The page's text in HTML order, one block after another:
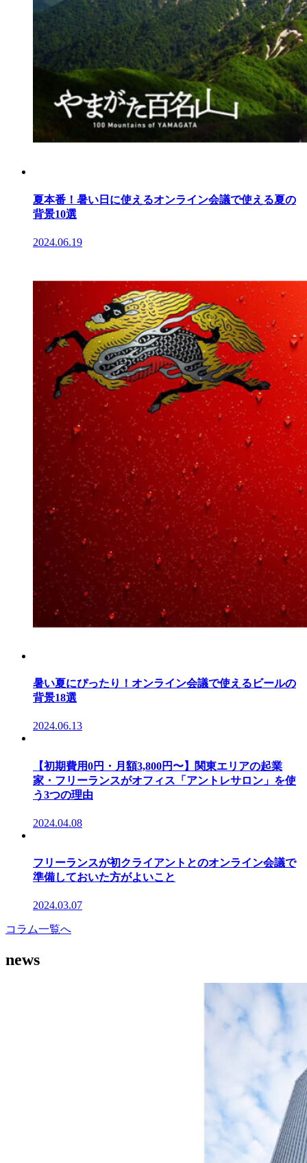
夏本番！暑い日に使えるオンライン会議で使える夏の
背景10選
2024.06.19
暑い夏にぴったり！オンライン会議で使えるビールの
背景18選
2024.06.13
【初期費用0円・月額3,800円〜】関東エリアの起業
家・フリーランスがオフィス「アントレサロン」を使
う3つの理由
2024.04.08
フリーランスが初クライアントとのオンライン会議で
準備しておいた方がよいこと
2024.03.07
コラム一覧へ
news